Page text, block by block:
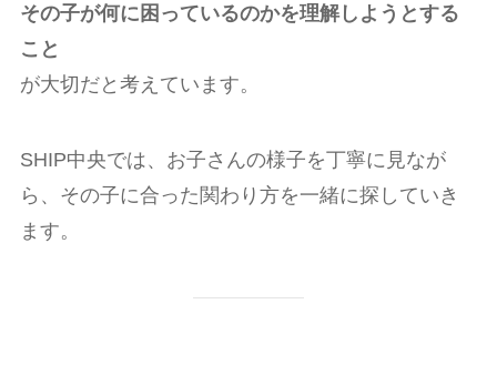
その子が何に困っているのかを理解しようとする
こと
が大切だと考えています。
SHIP中央では、お子さんの様子を丁寧に見なが
ら、その子に合った関わり方を一緒に探していき
ます。